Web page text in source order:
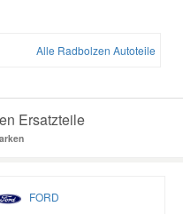
Alle Radbolzen Autoteile
Ersatzteile
FORD